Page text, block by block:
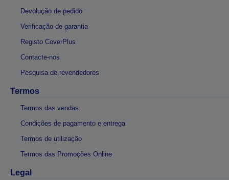
Devolução de pedido
Verificação de garantia
Registo CoverPlus
Contacte-nos
Pesquisa de revendedores
Termos
Termos das vendas
Condições de pagamento e entrega
Termos de utilização
Termos das Promoções Online
Legal